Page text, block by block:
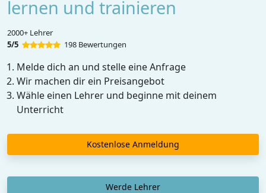
lernen und trainieren
2000+ Lehrer
5/5
198 Bewertungen
Melde dich an und stelle eine Anfrage
Wir machen dir ein Preisangebot
Wähle einen Lehrer und beginne mit deinem
Unterricht
Kostenlose Anmeldung
Werde Lehrer